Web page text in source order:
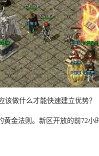
该做什么才能快速建立优势？
金法则。新区开放的前72小